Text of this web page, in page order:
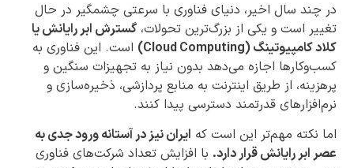
در چند سال اخیر، دنیای فناوری با سرعتی چشمگیر در حال
تغییر است و یکی از بزرگ‌ترین تحولات، گسترش ابر رایانش یا
کلاد کامپیوتینگ (Cloud Computing)
است. این فناوری به
کسب‌وکارها اجازه می‌دهد بدون نیاز به تجهیزات سنگین و
پرهزینه، از طریق اینترنت به منابع پردازشی، ذخیره‌سازی و
نرم‌افزارهای قدرتمند دسترسی پیدا کنند.
اما نکته مهم‌تر این است که ایران نیز در آستانه ورود جدی به
عصر ابر رایانش قرار دارد. با افزایش تعداد شرکت‌های فناوری